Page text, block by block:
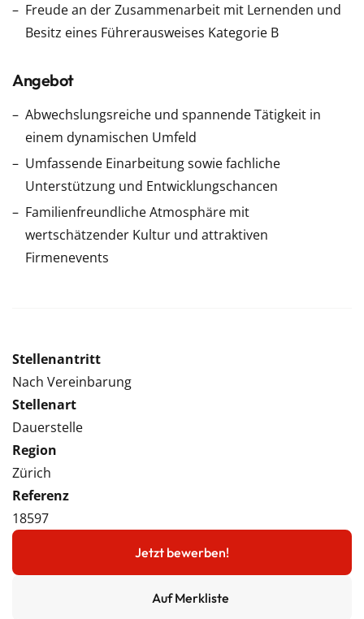
Freude an der Zusammenarbeit mit Lernenden und
Besitz eines Führerausweises Kategorie B
Angebot
Abwechslungsreiche und spannende Tätigkeit in
einem dynamischen Umfeld
Umfassende Einarbeitung sowie fachliche
Unterstützung und Entwicklungschancen
Familienfreundliche Atmosphäre mit
wertschätzender Kultur und attraktiven
Firmenevents
Stellenantritt
Nach Vereinbarung
Stellenart
Dauerstelle
Region
Zürich
Referenz
18597
Jetzt bewerben!
Auf Merkliste